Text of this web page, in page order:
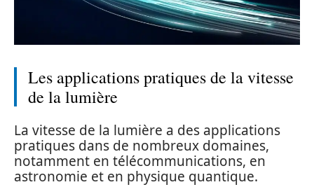
Les applications pratiques de la vitesse
de la lumière
La vitesse de la lumière a des applications
pratiques dans de nombreux domaines,
notamment en télécommunications, en
astronomie et en physique quantique.